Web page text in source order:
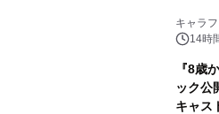
キャラ
デザイ
14時
『8歳
ック公
キャス